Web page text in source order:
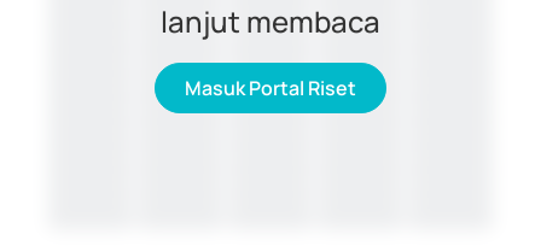
lanjut membaca
Masuk Portal Riset